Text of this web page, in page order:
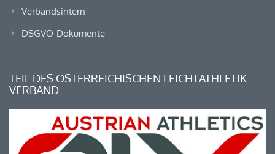
Verbandsintern
DSGVO-Dokumente
TEIL DES ÖSTERREICHISCHEN LEICHTATHLETIK-
VERBAND